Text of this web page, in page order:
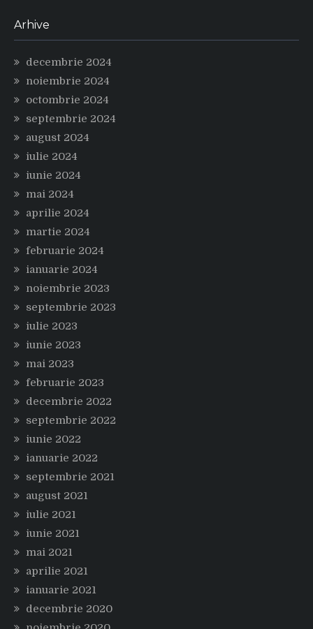
Arhive
decembrie 2024
noiembrie 2024
octombrie 2024
septembrie 2024
august 2024
iulie 2024
iunie 2024
mai 2024
aprilie 2024
martie 2024
februarie 2024
ianuarie 2024
noiembrie 2023
septembrie 2023
iulie 2023
iunie 2023
mai 2023
februarie 2023
decembrie 2022
septembrie 2022
iunie 2022
ianuarie 2022
septembrie 2021
august 2021
iulie 2021
iunie 2021
mai 2021
aprilie 2021
ianuarie 2021
decembrie 2020